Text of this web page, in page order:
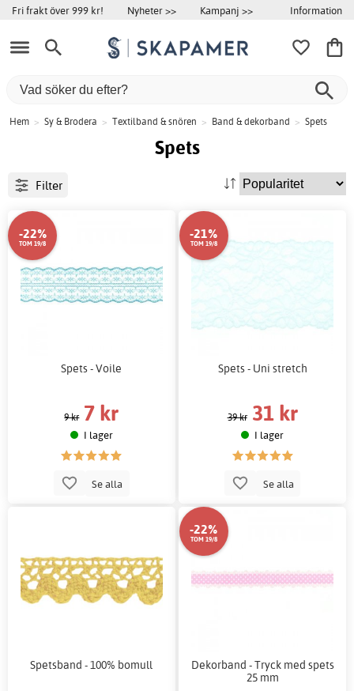
Fri frakt över 999 kr! Nyheter >> Kampanj >> Information
Hem > Sy & Brodera > Textilband & snören > Band & dekorband > Spets
Spets
Filter
-22%
TOM 19/8
Spets - Voile
9 kr 7 kr
I lager
Se alla
-21%
TOM 19/8
Spets - Uni stretch
39 kr 31 kr
I lager
Se alla
Spetsband - 100% bomull
-22%
TOM 19/8
Dekorband - Tryck med spets
25 mm